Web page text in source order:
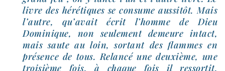
livre des héré­tiques se consume aus­si­tôt. Mais
l’autre, qu’avait écrit l’homme de Dieu
Dominique, non seule­ment demeure intact,
mais saute au loin, sor­tant des flammes en
pré­sence de tous. Relancé une deuxième, une
troi­sième fois, à chaque fois il res­sor­tit,